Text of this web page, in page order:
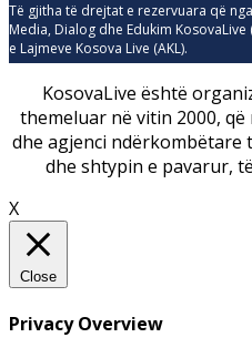
Të gjitha të drejtat e rezervuara që
Media, Dialog dhe Edukim KosovaLive
e Lajmeve Kosova Live (AKL).
KosovaLive është
themeluar në vitin 2000,
dhe agjenci ndërkombëtare
dhe shtypin e pavarur,
X
Close
Privacy Overview